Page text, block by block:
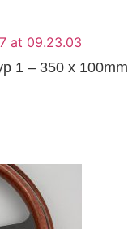
1 – 350 x 100mm